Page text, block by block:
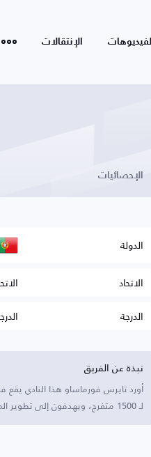
الفيديوهات الإنتقالات
الإحصائيات
الدولة
الاتحاد
الدرجة
نبذة عن الفريق
أورد تايرس فورماساو هذا النادي
لـ 1500 متفرج، ويهدفون إلى تطوير المواهب المحلية وتعزيز كرة القدم للشباب في المنطقة.